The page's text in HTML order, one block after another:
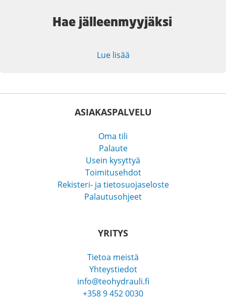
Hae jälleenmyyjäksi
Lue lisää
ASIAKASPALVELU
Oma tili
Palaute
Usein kysyttyä
Toimitusehdot
Rekisteri- ja tietosuojaseloste
Palautusohjeet
YRITYS
Tietoa meistä
Yhteystiedot
info@teohydrauli.fi
+358 9 452 0030